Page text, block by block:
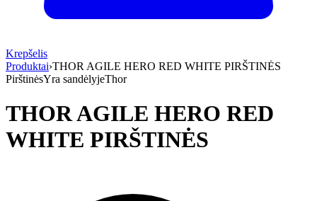
Krepšelis
Produktai›THOR AGILE HERO RED WHITE PIRŠTINĖS
PirštinėsYra sandėlyjeThor
THOR AGILE HERO RED
WHITE PIRŠTINĖS